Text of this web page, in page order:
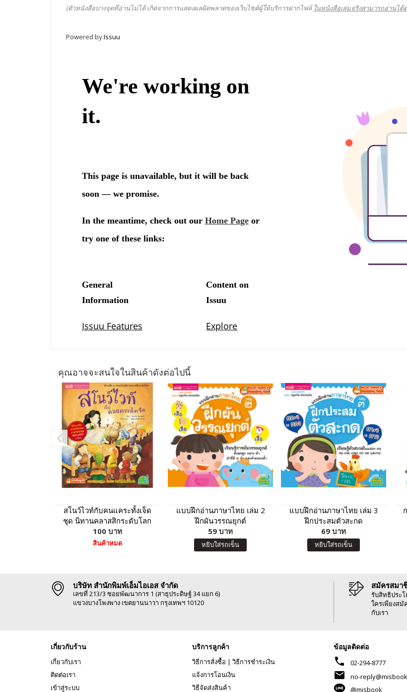
(ตัวหนังสือบางจุดที่อ่านไม่ได้ เกิดจากการแสดงผลผิดพลาดของเว็บไซต์ผู้ให้บริการฝากไฟล์ ในหนังสือเล่มจริงสามารถอ่านได้
Powered byIssuu
คุณอาจจะสนใจในสินค้าดังต่อไปนี้
สโนว์ไวท์กับคนแคระทั้งเจ็ด
ชุด นิทานคลาสสิกระดับโลก
100 บาท
สินค้าหมด
แบบฝึกอ่านภาษาไทย เล่ม 2
ฝึกผันวรรณยุกต์
59 บาท
หยิบใส่รถเข็น
แบบฝึกอ่านภาษาไทย เล่ม 3
ฝึกประสมตัวสะกด
69 บาท
หยิบใส่รถเข็น
บริษัท สำนักพิมพ์เอ็มไอเอส จำกัด
เลขที่ 213/3 ซอยพัฒนาการ 1 (สาธุประดิษฐ์ 34 แยก 6)
แขวงบางโพงพาง เขตยานนาวา กรุงเทพฯ 10120
สมัครสมา
รับสิทธิประ
ใครเพียงส
กับเรา
เกี่ยวกับร้าน
เกี่ยวกับเรา
ติดต่อเรา
เข้าสู่ระบบ
บริการลูกค้า
วิธีการสั่งซื้อ | วิธีการชำระเงิน
แจ้งการโอนเงิน
วิธีจัดส่งสินค้า
ข้อมูลติดต่อ
phone 02-294-8777
mail
no-
@misbook